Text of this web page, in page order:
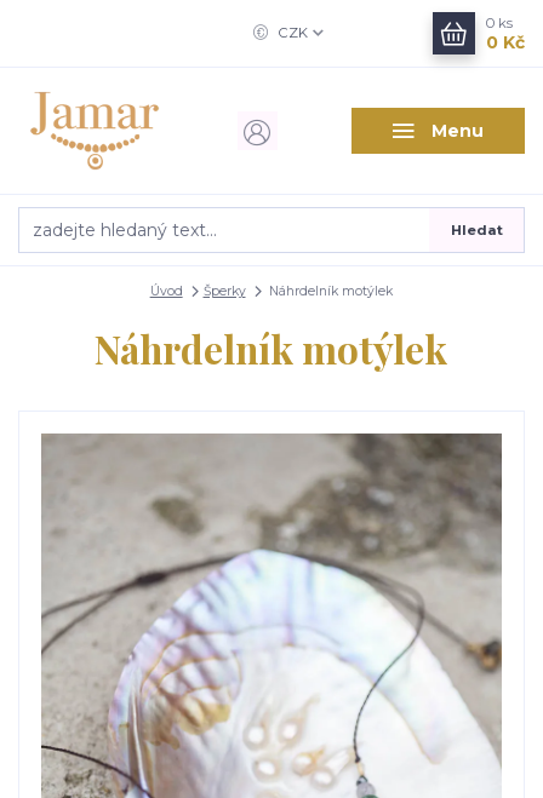
Menu
CZK
Hledat
0 ks
0 Kč
Úvod Šperky Náhrdelník motýlek
Náhrdelník motýlek